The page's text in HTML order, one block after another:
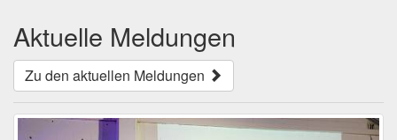
Aktuelle Meldungen
Zu den aktuellen Meldungen